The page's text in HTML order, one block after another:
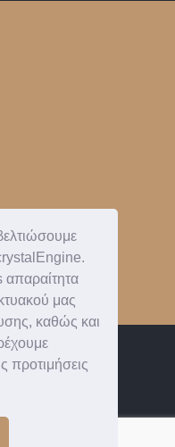
απαραίτητα
μας
καθώς και
προτιμήσεις
SERVICES
Travel Greece.